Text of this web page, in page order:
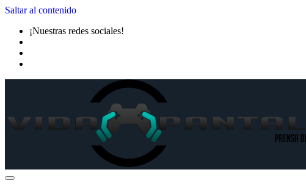
Saltar al contenido
¡Nuestras redes sociales!